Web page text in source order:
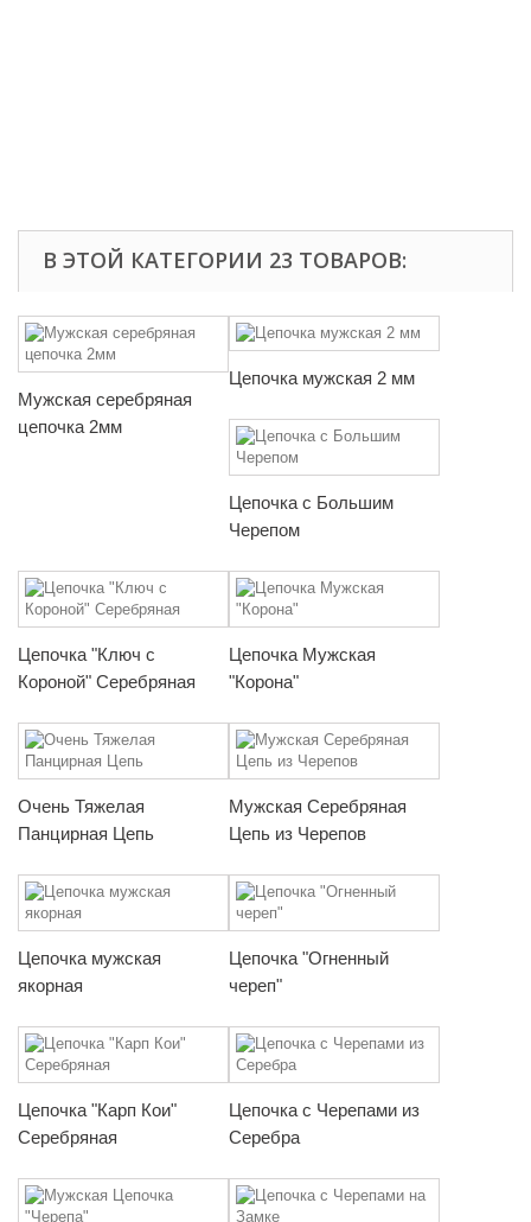
В ЭТОЙ КАТЕГОРИИ 23 ТОВАРОВ:
Мужская серебряная
цепочка 2мм
Цепочка мужская 2 мм
Цепочка с Большим
Черепом
Цепочка "Ключ с
Короной" Серебряная
Цепочка Мужская
"Корона"
Очень Тяжелая
Панцирная Цепь
Мужская Серебряная
Цепь из Черепов
Цепочка мужская
якорная
Цепочка "Огненный
череп"
Цепочка "Карп Кои"
Серебряная
Цепочка с Черепами из
Серебра